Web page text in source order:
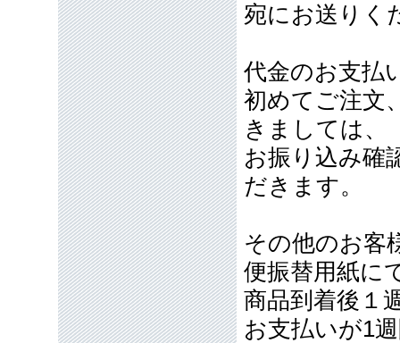
宛にお送りく
代金のお支払
初めてご注文
きましては、
お振り込み確
だきます。
その他のお客
便振替用紙に
商品到着後１
お支払いが1